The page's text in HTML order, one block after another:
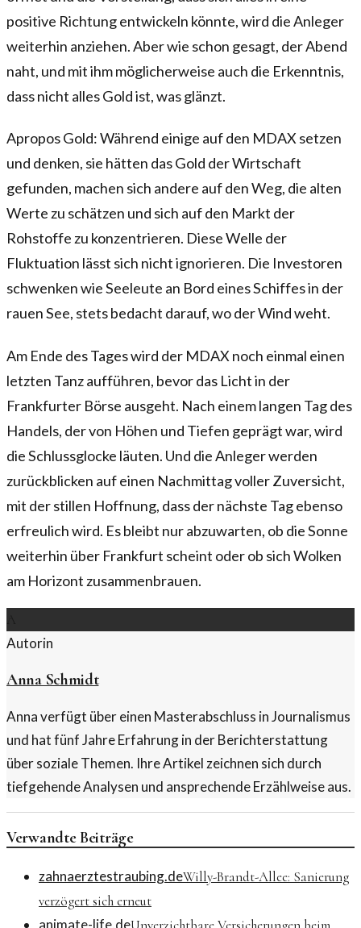
positive Richtung entwickeln könnte, wird die Anleger
weiterhin anziehen. Aber wie schon gesagt, der Abend
naht, und mit ihm möglicherweise auch die Erkenntnis,
dass nicht alles Gold ist, was glänzt.
Apropos Gold: Während einige auf den MDAX setzen
und denken, sie hätten das Gold der Wirtschaft
gefunden, machen sich andere auf den Weg, die alten
Werte zu schätzen und sich auf den Markt der
Rohstoffe zu konzentrieren. Diese Welle der
Fluktuation lässt sich nicht ignorieren. Die Investoren
schwenken wie Seeleute an Bord eines Schiffes in der
rauen See, stets bedacht darauf, wo der Wind weht.
Am Ende des Tages wird der MDAX noch einmal einen
letzten Tanz aufführen, bevor das Licht in der
Frankfurter Börse ausgeht. Nach einem langen Tag des
Handels, der von Höhen und Tiefen geprägt war, wird
die Schlussglocke läuten. Und die Anleger werden
zurückblicken auf einen Nachmittag voller Zuversicht,
mit der stillen Hoffnung, dass der nächste Tag ebenso
erfreulich wird. Es bleibt nur abzuwarten, ob die Sonne
weiterhin über Frankfurt scheint oder ob sich Wolken
am Horizont zusammenbrauen.
Autorin
Anna Schmidt
Anna verfügt über einen Masterabschluss in Journalismus
und hat fünf Jahre Erfahrung in der Berichterstattung
über soziale Themen. Ihre Artikel zeichnen sich durch
tiefgehende Analysen und ansprechende Erzählweise aus.
Verwandte Beiträge
zahnaerztestraubing.deWilly-Brandt-Allee: Sanierung
verzögert sich erneut
animate-life.de